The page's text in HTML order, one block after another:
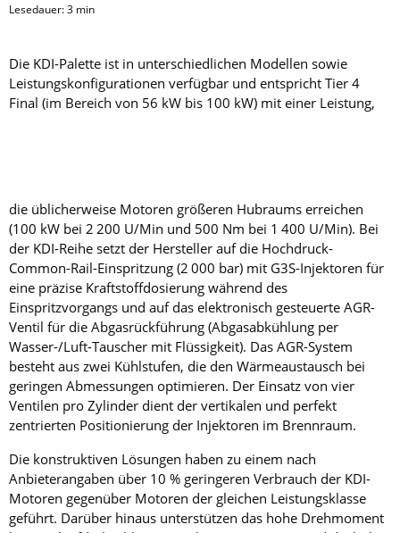
Lesedauer:3 min
Die KDI-Palette ist in unterschiedlichen Modellen sowie
Leistungskonfigurationen verfügbar und entspricht Tier 4
Final (im Bereich von 56 kW bis 100 kW) mit einer Leistung,
die üblicherweise Motoren größeren Hubraums erreichen
(100 kW bei 2 200 U/Min und 500 Nm bei 1 400 U/Min). Bei
der KDI-Reihe setzt der Hersteller auf die Hochdruck-
Common-Rail-Einspritzung (2 000 bar) mit G3S-Injektoren für
eine präzise Kraftstoffdosierung während des
Einspritzvorgangs und auf das elektronisch gesteuerte AGR-
Ventil für die Abgasrückführung (Abgasabkühlung per
Wasser-/Luft-Tauscher mit Flüssigkeit). Das AGR-System
besteht aus zwei Kühlstufen, die den Wärmeaustausch bei
geringen Abmessungen optimieren. Der Einsatz von vier
Ventilen pro Zylinder dient der vertikalen und perfekt
zentrierten Positionierung der Injektoren im Brennraum.
Die konstruktiven Lösungen haben zu einem nach
Anbieterangaben über 10 % geringeren Verbrauch der KDI-
Motoren gegenüber Motoren der gleichen Leistungsklasse
geführt. Darüber hinaus unterstützen das ­hohe Drehmoment